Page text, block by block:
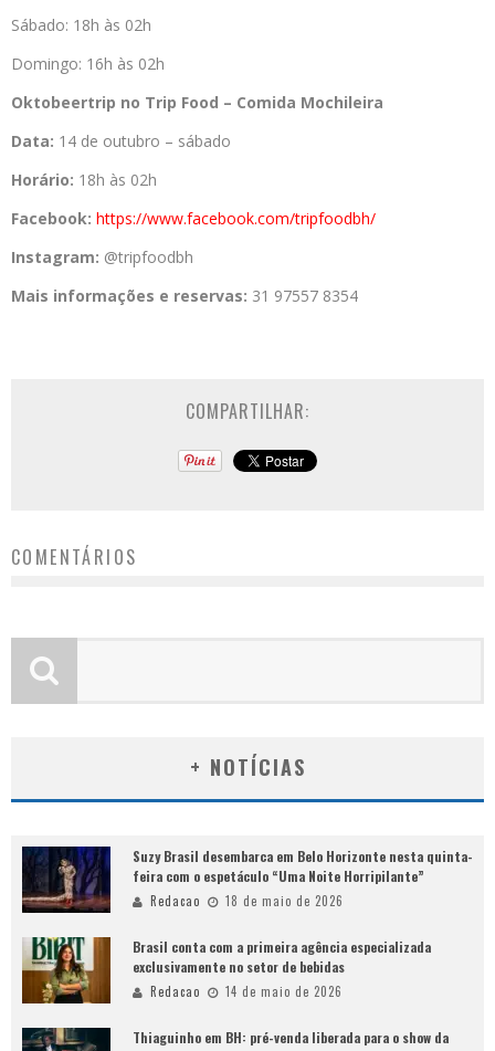
Sábado: 18h às 02h
Domingo: 16h às 02h
Oktobeertrip no Trip Food – Comida Mochileira
Data: 14 de outubro – sábado
Horário: 18h às 02h
Facebook: https://www.facebook.com/tripfoodbh/
Instagram: @tripfoodbh
Mais informações e reservas: 31 97557 8354
COMPARTILHAR:
COMENTÁRIOS
+ NOTÍCIAS
Suzy Brasil desembarca em Belo Horizonte nesta quinta-
feira com o espetáculo “Uma Noite Horripilante”
Redacao 18 de maio de 2026
Brasil conta com a primeira agência especializada
exclusivamente no setor de bebidas
Redacao 14 de maio de 2026
Thiaguinho em BH: pré-venda liberada para o show da